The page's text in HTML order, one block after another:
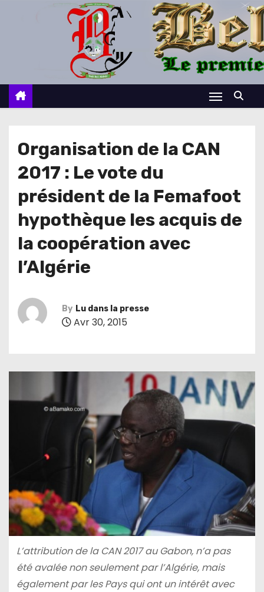
c
Organisation de la CAN
2017 : Le vote du
président de la Femafoot
hypothèque les acquis de
la coopération avec
l’Algérie
By Lu dans la presse
Avr 30, 2015
L’attribution de la CAN 2017 au Gabon, n’a pas
été avalée non seulement par l’Algérie, mais
également par les Pays qui ont un intérêt avec